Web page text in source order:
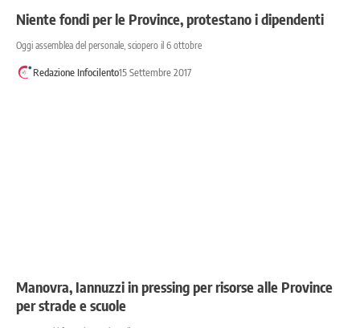
Niente fondi per le Province, protestano i dipendenti
Oggi assemblea del personale, sciopero il 6 ottobre
Redazione Infocilento15 Settembre 2017
Manovra, Iannuzzi in pressing per risorse alle Province
per strade e scuole